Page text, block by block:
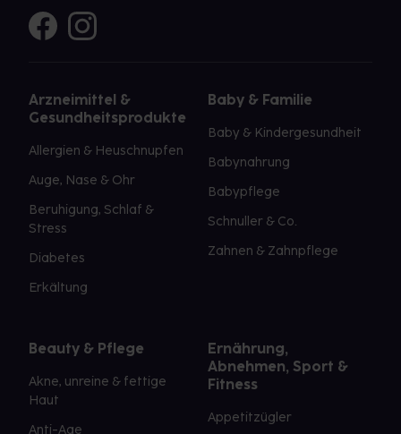
Arzneimittel &
Gesundheitsprodukte
Allergien & Heuschnupfen
Auge, Nase & Ohr
Beruhigung, Schlaf &
Stress
Diabetes
Erkältung
Baby & Familie
Baby & Kindergesundheit
Babynahrung
Babypflege
Schnuller & Co.
Zahnen & Zahnpflege
Beauty & Pflege
Akne, unreine & fettige
Haut
Anti-Age
Ernährung,
Abnehmen, Sport &
Fitness
Appetitzügler